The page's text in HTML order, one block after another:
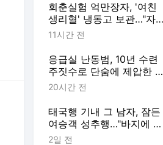
회춘실험 억만장자, '여친
생리혈' 냉동고 보관…"자궁
내부 궁금해"
11시간 전
응급실 난동범, 10년 수련
주짓수로 단숨에 제압한 간
호사 화제[영상]
20시간 전
태국행 기내 그 남자, 잠든
여승객 성추행…"바지에 체
액까지 묻었다"
2일 전